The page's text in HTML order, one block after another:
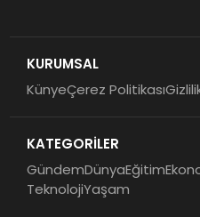
KURUMSAL
KünyeÇerez Politikası
KATEGORİLER
GündemDünyaEğitim
TeknolojiYaşam